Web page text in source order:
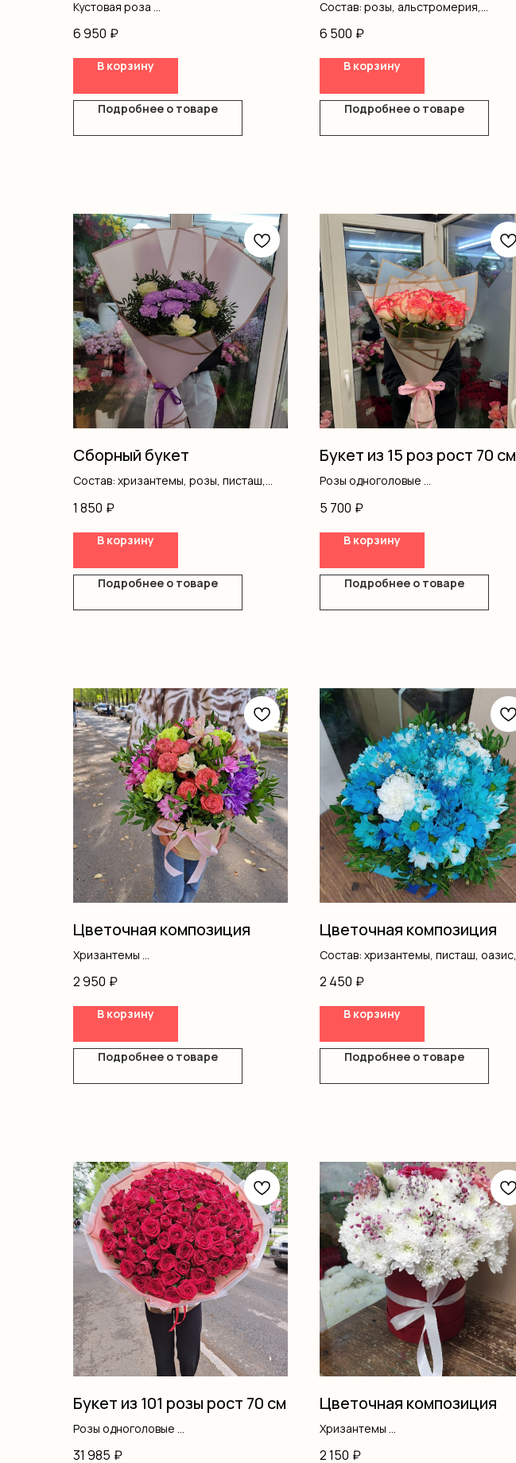
Кустовая роза
Оформление
6 950 ₽
В корзину
Подробнее о товаре
Состав: розы, альстромерия,
6 500 ₽
В корзину
Подробнее о товаре
Сборный букет
Состав: хризантемы, розы, писташ,
1 850 ₽
В корзину
Подробнее о товаре
Букет из 15 роз рост 70 см
Розы одноголовые
5 700 ₽
В корзину
Подробнее о товаре
Цветочная композиция
Хризантемы
Альстромерия
Диантус
Писташ
Коробка
2 950 ₽
В корзину
Подробнее о товаре
Цветочная композиция
Состав: хризантемы, писташ, оазис,
2 450 ₽
В корзину
Подробнее о товаре
Букет из 101 розы рост 70 см
Розы одноголовые
31 985 ₽
Цветочная композиция
Хризантемы
2 150 ₽